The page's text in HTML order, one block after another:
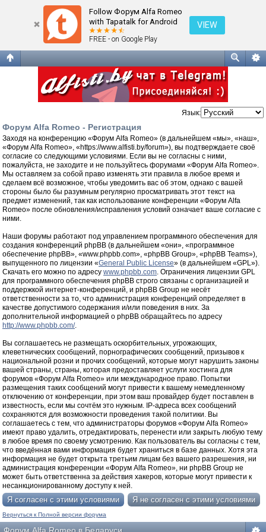
Follow Форум Alfa Romeo
with Tapatalk for Android
FREE - on Google Play
VIEW
Регистрация
Язык:
Форум Alfa Romeo - Регистрация
Заходя на конференцию «Форум Alfa Romeo» (в дальнейшем «мы», «наш»,
«Форум Alfa Romeo», «https://www.alfisti.by/forum»), вы подтверждаете своё
согласие со следующими условиями. Если вы не согласны с ними,
пожалуйста, не заходите и не пользуйтесь форумами «Форум Alfa Romeo».
Мы оставляем за собой право изменять эти правила в любое время и
сделаем всё возможное, чтобы уведомить вас об этом, однако с вашей
стороны было бы разумным регулярно просматривать этот текст на
предмет изменений, так как использование конференции «Форум Alfa
Romeo» после обновления/исправления условий означает ваше согласие с
ними.
Наши форумы работают под управлением программного обеспечения для
создания конференций phpBB (в дальнейшем «они», «программное
обеспечение phpBB», «www.phpbb.com», «phpBB Group», «phpBB Teams»),
выпущенного по лицензии «General Public License» (в дальнейшем «GPL»).
Скачать его можно по адресу www.phpbb.com. Ограничения лицензии GPL
для программного обеспечения phpBB строго связаны с организацией и
поддержкой интернет-конференций, и phpBB Group не несёт
ответственности за то, что администрация конференций определяет в
качестве допустимого содержания и/или поведения в них. За
дополнительной информацией о phpBB обращайтесь по адресу
http://www.phpbb.com/.
Вы соглашаетесь не размещать оскорбительных, угрожающих,
клеветнических сообщений, порнографических сообщений, призывов к
национальной розни и прочих сообщений, которые могут нарушить законы
вашей страны, страны, которая предоставляет услуги хостинга для
форумов «Форум Alfa Romeo» или международное право. Попытки
размещения таких сообщений могут привести к вашему немедленному
отключению от конференции, при этом ваш провайдер будет поставлен в
известность, если мы сочтём это нужным. IP-адреса всех сообщений
сохраняются для возможности проведения такой политики. Вы
соглашаетесь с тем, что администраторы форумов «Форум Alfa Romeo»
имеют право удалить, отредактировать, перенести или закрыть любую тему
в любое время по своему усмотрению. Как пользователь вы согласны с тем,
что введённая вами информация будет храниться в базе данных. Хотя эта
информация не будет открыта третьим лицам без вашего разрешения, ни
администрация конференции «Форум Alfa Romeo», ни phpBB Group не
может быть ответственна за действия хакеров, которые могут привести к
несанкционированному доступу к ней.
Вернуться к Полной версии форума